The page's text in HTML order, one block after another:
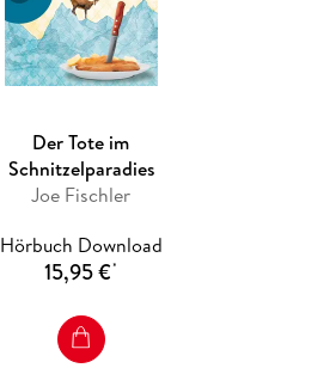
Der Tote im
Schnitzelparadies
Joe Fischler
Hörbuch Download
15,95 €*